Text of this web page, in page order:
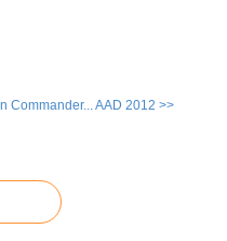
Commander...AAD 2012 >>